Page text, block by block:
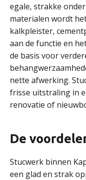
egale, strakke
materialen wordt
kalkpleister,
aan de functie en
de basis voor
nette afwerking.
frisse uitstraling in
renovatie of
De
Stucwerk binnen
een glad en strak